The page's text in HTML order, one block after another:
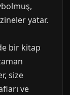
yatar.
bir kitap
size
ve